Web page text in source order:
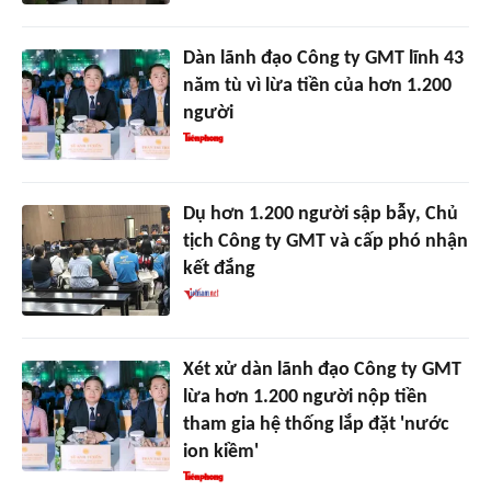
Dàn lãnh đạo Công ty GMT lĩnh 43
năm tù vì lừa tiền của hơn 1.200
người
Dụ hơn 1.200 người sập bẫy, Chủ
tịch Công ty GMT và cấp phó nhận
kết đắng
Xét xử dàn lãnh đạo Công ty GMT
lừa hơn 1.200 người nộp tiền
tham gia hệ thống lắp đặt 'nước
ion kiềm'